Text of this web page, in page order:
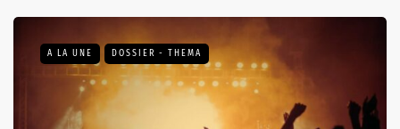
A LA UNE DOSSIER - THEMA